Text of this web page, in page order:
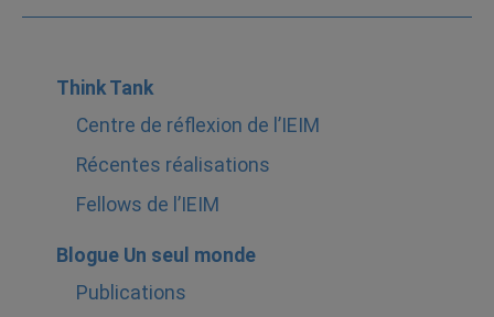
Think Tank
Centre de réflexion de l’IEIM
Récentes réalisations
Fellows de l’IEIM
Blogue Un seul monde
Publications